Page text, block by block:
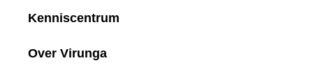
Kenniscentrum
Over Virunga